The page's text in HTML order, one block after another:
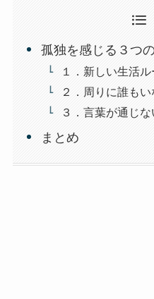
孤独を感じる３つ
１．新しい生活
２．周りに誰も
３．言葉が通じ
まとめ